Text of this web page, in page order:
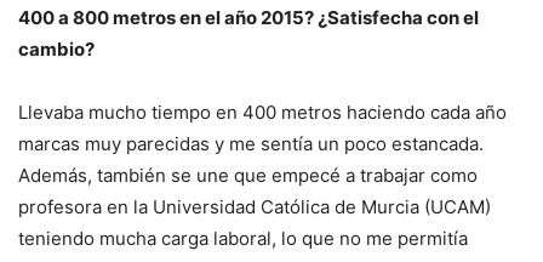
400 a 800 metros en el año 2015? ¿Satisfecha con el
cambio?
Llevaba mucho tiempo en 400 metros haciendo cada año
marcas muy parecidas y me sentía un poco estancada.
Además, también se une que empecé a trabajar como
profesora en la Universidad Católica de Murcia (UCAM)
teniendo mucha carga laboral, lo que no me permitía